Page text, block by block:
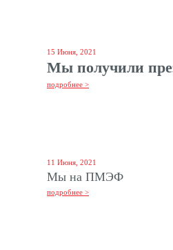
15 Июня, 2021
Мы получили
подробнее >
11 Июня, 2021
Мы на ПМЭФ
подробнее >